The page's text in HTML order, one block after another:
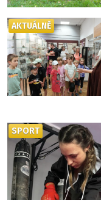
AKTUÁLNĚ
SPORT